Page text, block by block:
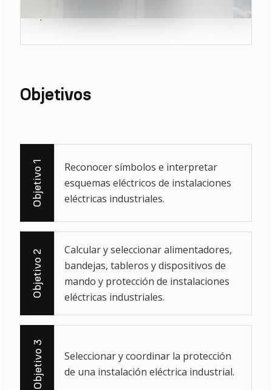
.
Objetivos
Objetivo 1
Reconocer símbolos e interpretar
esquemas eléctricos de instalaciones
eléctricas industriales.
Objetivo 2
Calcular y seleccionar alimentadores,
bandejas, tableros y dispositivos de
mando y protección de instalaciones
eléctricas industriales.
Objetivo 3
Seleccionar y coordinar la protección
de una instalación eléctrica industrial.